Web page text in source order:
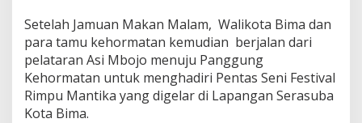
Setelah Jamuan Makan Malam, Walikota Bima dan
para tamu kehormatan kemudian berjalan dari
pelataran Asi Mbojo menuju Panggung
Kehormatan untuk menghadiri Pentas Seni Festival
Rimpu Mantika yang digelar di Lapangan Serasuba
Kota Bima.